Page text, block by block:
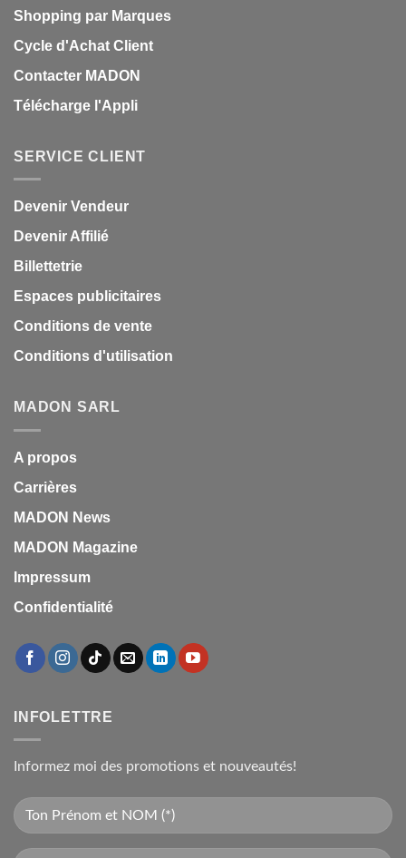
Shopping par Marques
Cycle d'Achat Client
Contacter MADON
Télécharge l'Appli
SERVICE CLIENT
Devenir Vendeur
Devenir Affilié
Billettetrie
Espaces publicitaires
Conditions de vente
Conditions d'utilisation
MADON SARL
A propos
Carrières
MADON News
MADON Magazine
Impressum
Confidentialité
INFOLETTRE
Informez moi des promotions et nouveautés!